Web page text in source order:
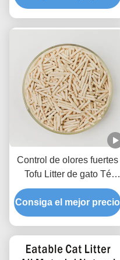
dulce ultraaglomerante
Control de olores fuertes
Tofu Litter de gato Té
verde aromatizado Arena
natural Litter de mascotas
Consiga el mejor precio